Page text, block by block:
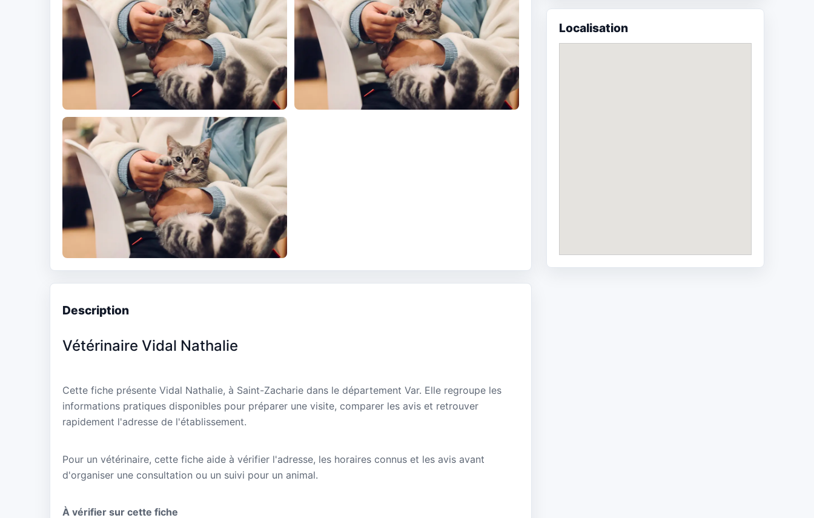
Description
Vétérinaire Vidal Nathalie
Cette fiche présente Vidal Nathalie, à Saint-Zacharie dans le département Var. Elle regroupe les
informations pratiques disponibles pour préparer une visite, comparer les avis et retrouver
rapidement l'adresse de l'établissement.
Pour un vétérinaire, cette fiche aide à vérifier l'adresse, les horaires connus et les avis avant
d'organiser une consultation ou un suivi pour un animal.
À vérifier sur cette fiche
Localisation